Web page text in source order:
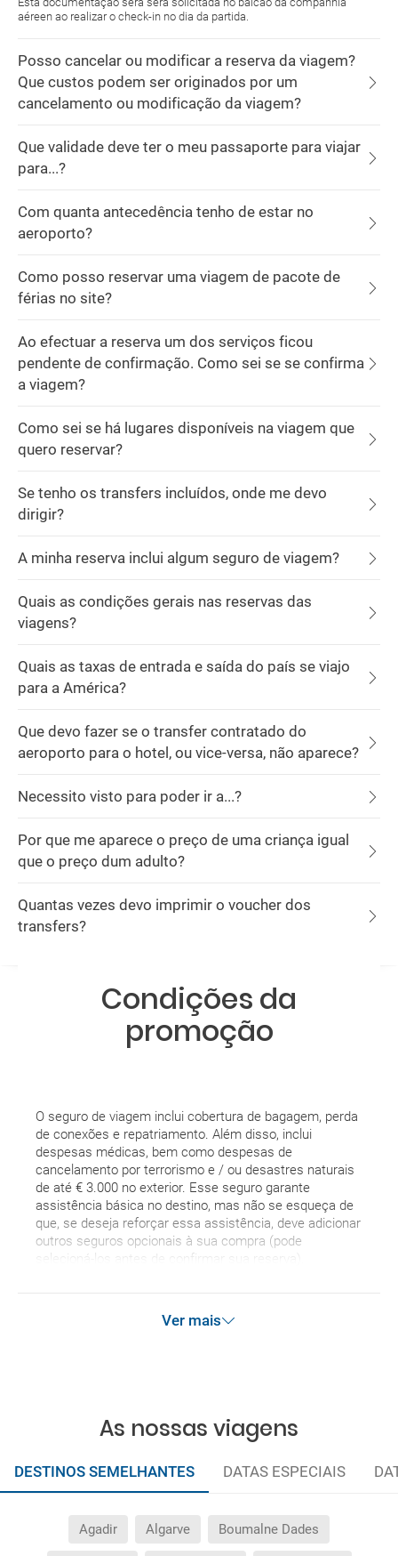
aéreen ao realizar o check-in no dia da partida.
Posso cancelar ou modificar a reserva da viagem?
Que custos podem ser originados por um
cancelamento ou modificação da viagem?
Que validade deve ter o meu passaporte para viajar
para...?
Com quanta antecedência tenho de estar no
aeroporto?
Como posso reservar uma viagem de pacote de
férias no site?
Ao efectuar a reserva um dos serviços ficou
pendente de confirmação. Como sei se se confirma
a viagem?
Como sei se há lugares disponíveis na viagem que
quero reservar?
Se tenho os transfers incluídos, onde me devo
dirigir?
A minha reserva inclui algum seguro de viagem?
Quais as condições gerais nas reservas das
viagens?
Quais as taxas de entrada e saída do país se viajo
para a América?
Que devo fazer se o transfer contratado do
aeroporto para o hotel, ou vice-versa, não aparece?
Necessito visto para poder ir a...?
Por que me aparece o preço de uma criança igual
que o preço dum adulto?
Quantas vezes devo imprimir o voucher dos
transfers?
Condições da
promoção
O seguro de viagem inclui cobertura de bagagem, perda
de conexões e repatriamento. Além disso, inclui
despesas médicas, bem como despesas de
cancelamento por terrorismo e / ou desastres naturais
de até € 3.000 no exterior. Esse seguro garante
assistência básica no destino, mas não se esqueça de
que, se deseja reforçar essa assistência, deve adicionar
outros seguros opcionais à sua compra (pode
selecioná-los antes de confirmar sua reserva).
Ver mais
As nossas viagens
DESTINOS SEMELHANTES DATAS ESPECIAIS
Agadir Algarve Boumalne Dades